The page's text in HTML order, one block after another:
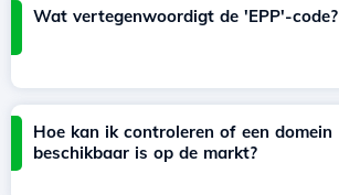
Wat vertegenwoordigt de 'EPP'-code?
Hoe kan ik controleren of een domein
beschikbaar is op de markt?